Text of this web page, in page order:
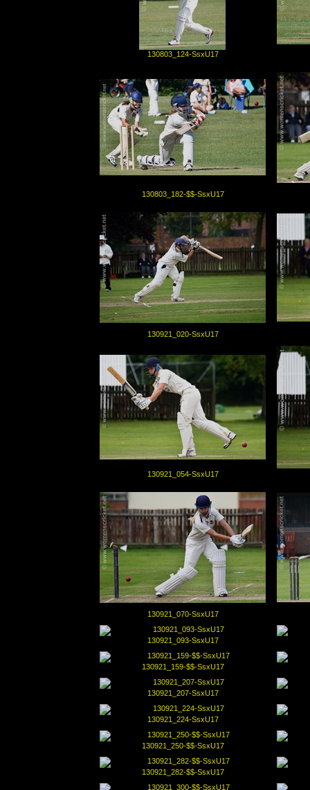
130803_124-SsxU17
130803_182-$$-SsxU17
130921_020-SsxU17
130921_054-SsxU17
130921_070-SsxU17
130921_093-SsxU17
130921_159-$$-SsxU17
130921_207-SsxU17
130921_224-SsxU17
130921_250-$$-SsxU17
130921_282-$$-SsxU17